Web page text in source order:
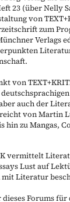
23 (über Nelly
von
zum
Verlags
von
auch der
von Martin
hin zu Mangas,
vermittelt
Lust auf
mit Literatur
Forums für